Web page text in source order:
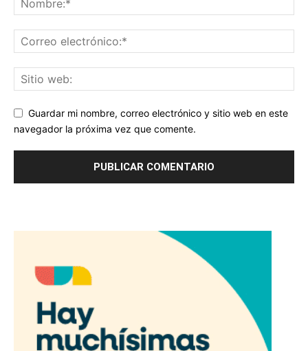
Guardar mi nombre, correo electrónico y sitio web en este
navegador la próxima vez que comente.